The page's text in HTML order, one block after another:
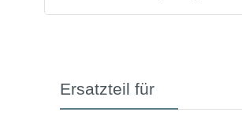
Ersatzteil für